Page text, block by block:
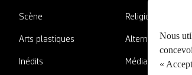
Nous
«
Scène
Arts plastiques
Inédits
Religions
Alternatives
Médias